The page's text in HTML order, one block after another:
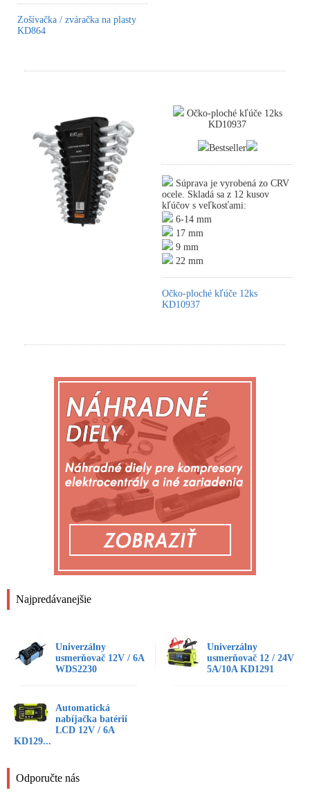
Najpredávanejšie
Univerzálny
usmerňovač 12V / 6A
WDS2230
Univerzálny
usmerňovač 12 / 24V
5A/10A KD1291
Automatická
nabíjačka batérií
LCD 12V / 6A
KD129...
Odporučte nás
Zošívačka / zváračka na plasty
KD864
Očko-ploché kľúče 12ks
KD10937
Bestseller
Súprava je vyrobená zo CRV
ocele. Skladá sa z 12 kusov
kľúčov s veľkosťami:
6-14 mm
17 mm
9 mm
22 mm
Očko-ploché kľúče 12ks
KD10937